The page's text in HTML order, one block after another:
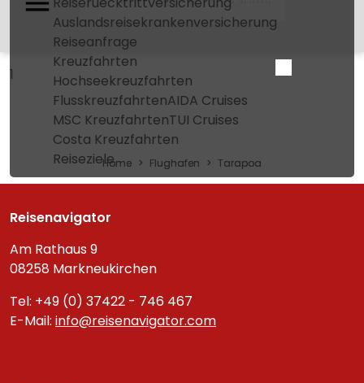
Auslandsreisekrankenversicherung
Reiseanfrage
Kreuzfahrten
Hochseekreuzfahrten
FlusskreuzfahrtenAIDA Cruises
MSC KreuzfahrtenTUI Cruises
Costa Kreuzfahrten
Reiseziele
1
Home Flughafen Tarapoa
Reisenavigator
Am Rathaus 9
08258 Markneukirchen
Tel: +49 (0) 37422 - 746 467
E-Mail: info@reisenavigator.com